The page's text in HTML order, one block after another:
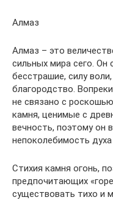
Алмаз
Алмаз – это
сильных мира сего. Он
бесстрашие, силу
благородство.
не связано с
камня, ценимые с
вечность, поэтому он
непоколебимость духа
Стихия камня огонь,
предпочитающих
существовать тихо и